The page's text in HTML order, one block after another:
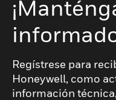
Regístrese para
Honeywell, como
información